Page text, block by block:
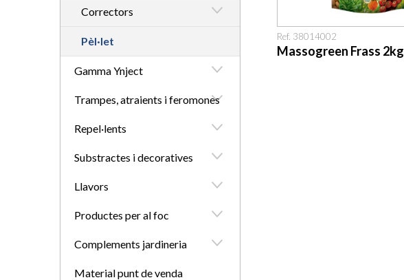
Correctors
Pèl·let
Gamma Ynject
Trampes, atraients i feromones
Repel·lents
Substractes i decoratives
Llavors
Productes per al foc
Complements jardineria
Material punt de venda
Ref. 38014002
Massogreen Frass 2kg